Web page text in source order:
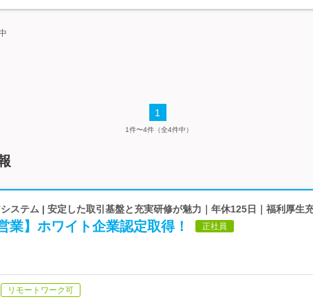
1
1件〜4件（全4件中）
ステム | 安定した取引基盤と充実研修が魅力｜年休125日｜福利厚生
業】ホワイト企業認定取得！ 正社員
リモートワーク可